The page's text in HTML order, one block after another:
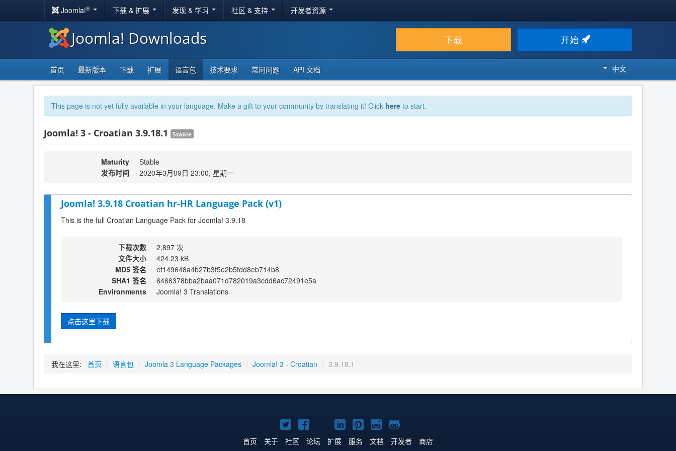
Joomla!® 下载 & 扩展 发现 & 学习 社区 & 支持 开发者资源
Joomla! Downloads 下载 开始
首页 最新版本 下载 扩展 语言包 技术要求 常问问题 API 文档 中文
This page is not yet fully available in your language. Make a gift to your community by translating it! Click here to start.
Joomla! 3 - Croatian 3.9.18.1 Stable
Maturity
Stable
发布时间
2020年3月09日 23:00, 星期一
Joomla! 3.9.18 Croatian hr-HR Language Pack (v1)
This is the full Croatian Language Pack for Joomla! 3.9.18
下载次数
2,897 次
文件大小
424.23 kB
MD5 签名
ef149648a4b27b3f5e2b5fdd8eb714b8
SHA1 签名
6466378bba2baa071d782019a3cdd6ac72491e5a
Environments
Joomla! 3 Translations
点击这里下载
我在这里: 首页 / 语言包 / Joomla 3 Language Packages / Joomla! 3 - Croatian / 3.9.18.1
Twitter
主
Facebook
主
YouTube
主
LinkedIn
主
Pinterest
主
Instagram
主
GitHub
主
首页 关于 社区 论坛 扩展 服务 文档 开发者 商店